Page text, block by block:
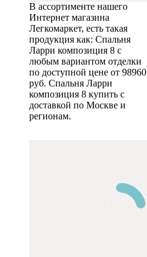
В ассортименте нашего
Интернет магазина
Легкомаркет, есть такая
продукция как: Спальня
Ларри композиция 8 с
любым вариантом отделки
по доступной цене от 98960
руб. Спальня Ларри
композиция 8 купить с
доставкой по Москве и
регионам.